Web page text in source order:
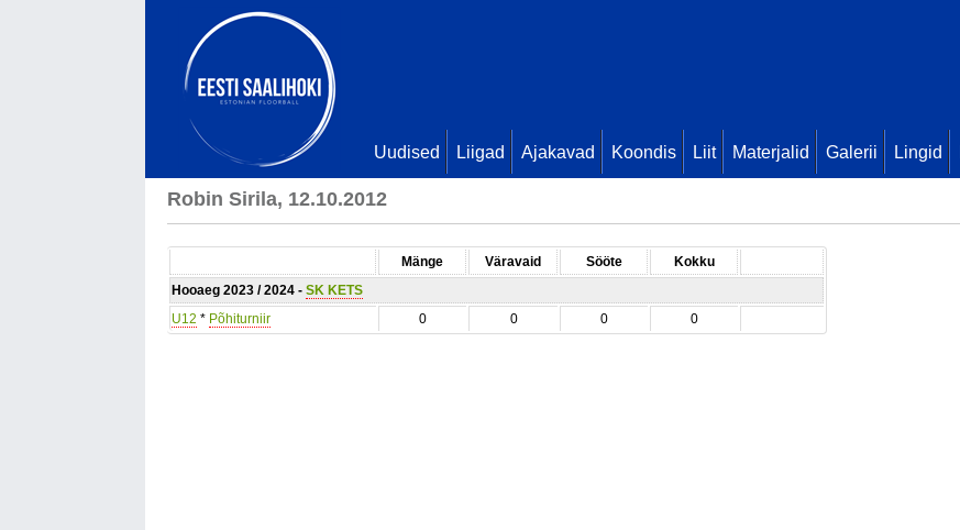
Uudised Liigad Ajakavad Koondis Liit Materjalid Galerii Lingid
Robin Sirila, 12.10.2012
Mänge Väravaid Sööte
Kokku
Hooaeg 2023 / 2024 - SK KETS
U12 * Põhiturniir 0 0 0 0